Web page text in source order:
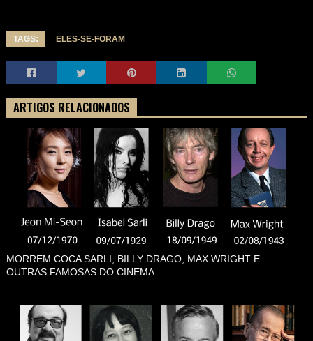
TAGS: ELES-SE-FORAM
ARTIGOS RELACIONADOS
MORREM COCA SARLI, BILLY DRAGO, MAX WRIGHT E
OUTRAS FAMOSAS DO CINEMA